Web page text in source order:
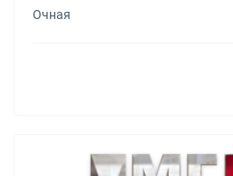
Очная